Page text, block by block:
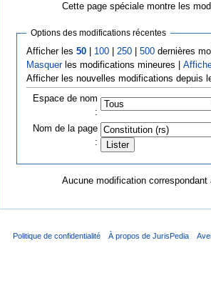
Cette page spéciale montre les
Options des modifications récentes
Afficher les 50| 100| 250| 500dernières
Masquerles modifications mineures |
Afficher les nouvelles modifications depuis
Espace de nom
:
Nom de la page
:
Aucune modification
Politique de confidentialité À propos de JurisPedia